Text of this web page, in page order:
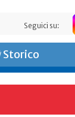
Seguici su:
Storico